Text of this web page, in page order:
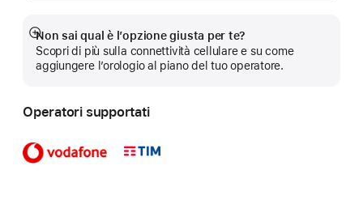
Non sai qual è l’opzione giusta per te?
Scopri di più sulla connettività cellulare e su come
aggiungere l’orologio al piano del tuo operatore.
Mostra
di
più
Operatori supportati